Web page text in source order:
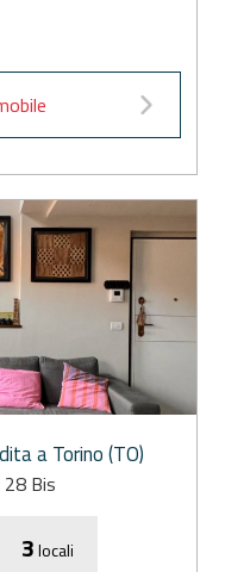
a Torino (TO)
Bis
3locali